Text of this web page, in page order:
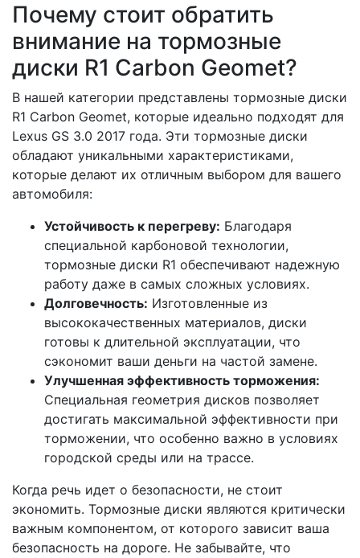
Почему стоит обратить
внимание на тормозные
диски R1 Carbon Geomet?
В нашей категории представлены тормозные диски
R1 Carbon Geomet, которые идеально подходят для
Lexus GS 3.0 2017 года. Эти тормозные диски
обладают уникальными характеристиками,
которые делают их отличным выбором для вашего
автомобиля:
Устойчивость к перегреву: Благодаря
специальной карбоновой технологии,
тормозные диски R1 обеспечивают надежную
работу даже в самых сложных условиях.
Долговечность: Изготовленные из
высококачественных материалов, диски
готовы к длительной эксплуатации, что
сэкономит ваши деньги на частой замене.
Улучшенная эффективность торможения:
Специальная геометрия дисков позволяет
достигать максимальной эффективности при
торможении, что особенно важно в условиях
городской среды или на трассе.
Когда речь идет о безопасности, не стоит
экономить. Тормозные диски являются критически
важным компонентом, от которого зависит ваша
безопасность на дороге. Не забывайте, что